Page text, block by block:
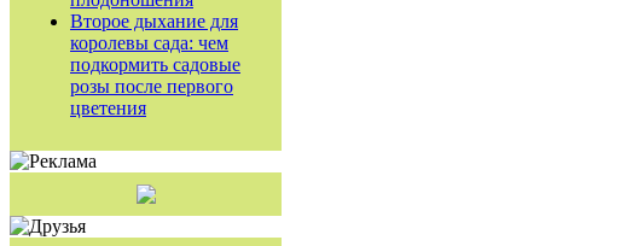
Второе дыхание для
королевы сада: чем
подкормить садовые
розы после первого
цветения